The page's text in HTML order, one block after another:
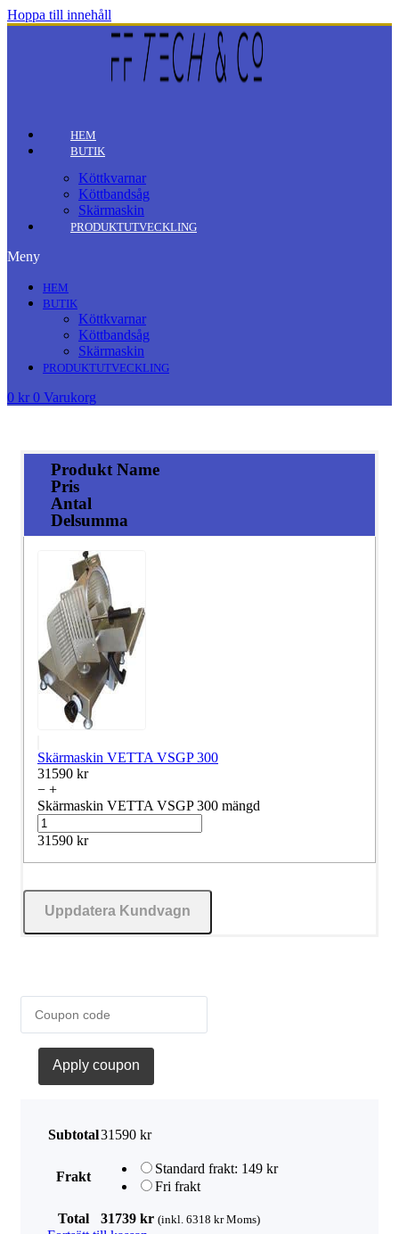
Hoppa till innehåll
HEM
BUTIK
Köttkvarnar
Köttbandsåg
Skärmaskin
PRODUKTUTVECKLING
Meny
HEM
BUTIK
Köttkvarnar
Köttbandsåg
Skärmaskin
PRODUKTUTVECKLING
0 kr 0 Varukorg
Produkt Name
Pris
Antal
Delsumma
Skärmaskin VETTA VSGP 300
31590 kr
− +
Skärmaskin VETTA VSGP 300 mängd
31590 kr
Uppdatera Kundvagn
Apply coupon
Subtotal31590 kr
Frakt
Standard frakt: 149 kr
Fri frakt
Total 31739 kr (inkl. 6318 krMoms)